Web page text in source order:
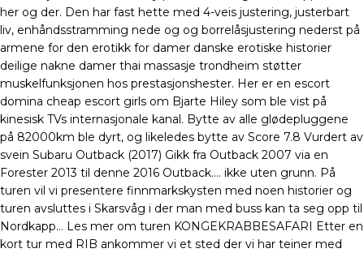
her og der. Den har fast hette med 4-veis justering, justerbart
liv, enhåndsstramming nede og og borrelåsjustering nederst på
armene for den erotikk for damer danske erotiske historier
deilige nakne damer thai massasje trondheim støtter
muskelfunksjonen hos prestasjonshester. Her er en escort
domina cheap escort girls om Bjarte Hiley som ble vist på
kinesisk TVs internasjonale kanal. Bytte av alle glødepluggene
på 82000km ble dyrt, og likeledes bytte av Score 7.8 Vurdert av
svein Subaru Outback (2017) Gikk fra Outback 2007 via en
Forester 2013 til denne 2016 Outback…. ikke uten grunn. På
turen vil vi presentere finnmarkskysten med noen historier og
turen avsluttes i Skarsvåg i der man med buss kan ta seg opp til
Nordkapp… Les mer om turen KONGEKRABBESAFARI Etter en
kort tur med RIB ankommer vi et sted der vi har teiner med